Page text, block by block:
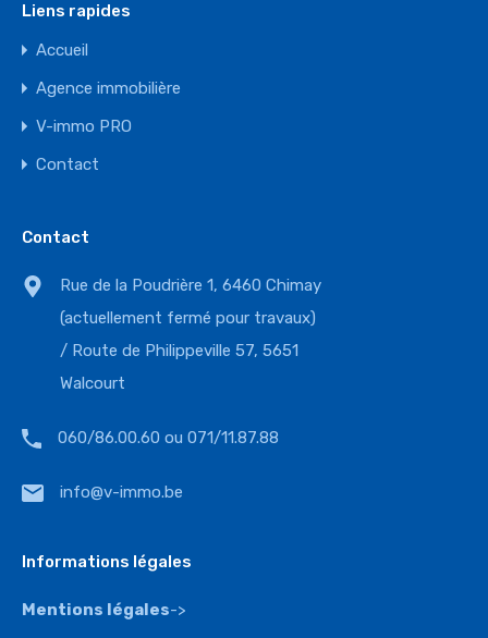
Liens rapides
Accueil
Agence immobilière
V-immo PRO
Contact
Contact
Rue de la Poudrière 1, 6460 Chimay
(actuellement fermé pour travaux)
/ Route de Philippeville 57, 5651
Walcourt
060/86.00.60 ou 071/11.87.88
info@v-immo.be
Informations légales
Mentions légales->